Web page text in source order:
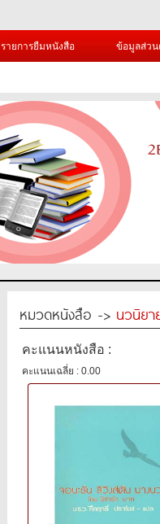
รายการยืมหนังสือ ข้อมูลส่ว
หมวดหนังสือ -> นวนิยา
คะแนนหนังสือ :
คะแนนเฉลี่ย : 0.00